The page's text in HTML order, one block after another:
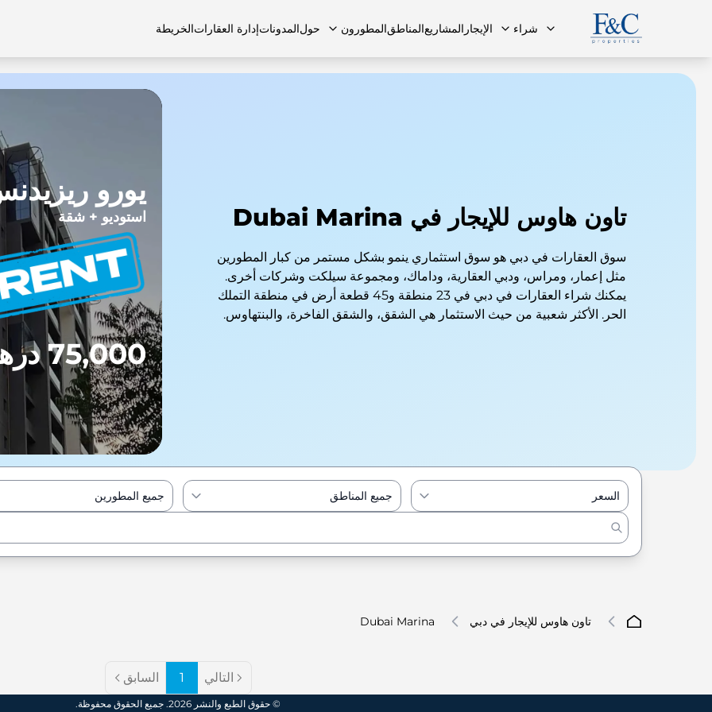
شراء
الشقق
الإيجار المشاريعالمناطقالمطورون حولالمدوناتإدارة العقاراتالخريطة
تاون هاوس للإيجار في Dubai Marina
سوق العقارات في دبي هو سوق استثماري ينمو بشكل مستمر من كبار المطورين
مثل إعمار، ومراس، ودبي العقارية، وداماك، ومجموعة سيلكت وشركات أخرى.
يمكنك شراء العقارات في دبي في 23 منطقة و45 قطعة أرض في منطقة التملك
الحر. الأكثر شعبية من حيث الاستثمار هي الشقق، والشقق الفاخرة، والبنتهاوس.
يورو
استوديو + شقة
75,000 درهم إماراتي
السعر جميع المناطق جميع المطورين
تاون هاوس للإيجار في دبي Dubai Marina
السابق 1 التالي
© حقوق الطبع والنشر 2026. جميع الحقوق محفوظة.